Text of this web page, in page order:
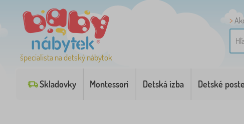
špecialista na detský nábytok
Skladovky Montessori Detská izba Detské